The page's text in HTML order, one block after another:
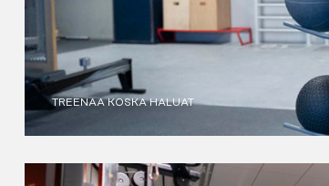
TREENAA KOSKA HALUAT